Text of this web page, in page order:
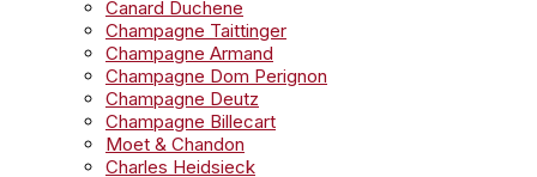
Canard Duchene
Champagne Taittinger
Champagne Armand
Champagne Dom Perignon
Champagne Deutz
Champagne Billecart
Moet & Chandon
Charles Heidsieck